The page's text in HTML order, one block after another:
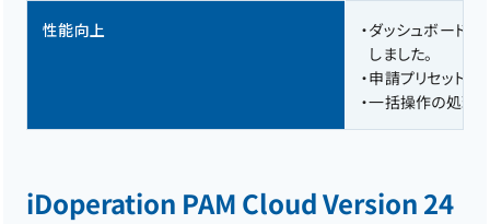
性能向上 ・ダッシュボード
しました。
・申請プリセット展
・一括操作の処理
iDoperation PAM Cloud Version 24